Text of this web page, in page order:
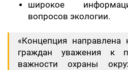
широкое
вопросов экологии.
«Концепция
граждан уважения к
важности охраны